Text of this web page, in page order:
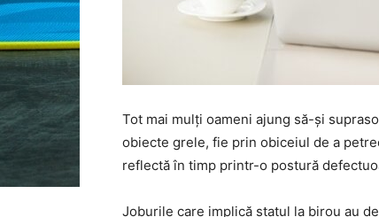
Tot mai mulți oameni ajung să-și
obiecte grele, fie prin obiceiul de a
reflectă în timp printr-o postură
Joburile care implică statul la birou au